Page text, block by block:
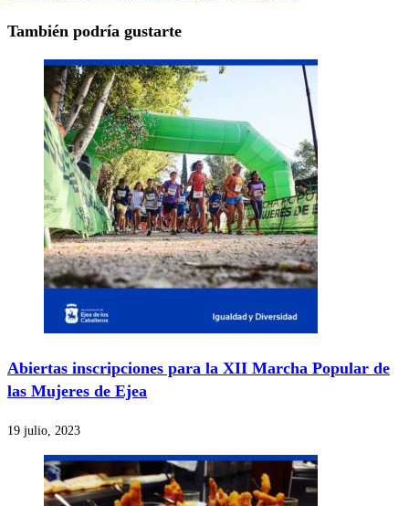
También podría gustarte
Abiertas inscripciones para la XII Marcha Popular de
las Mujeres de Ejea
19 julio, 2023